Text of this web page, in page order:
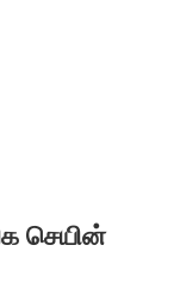
செயின்